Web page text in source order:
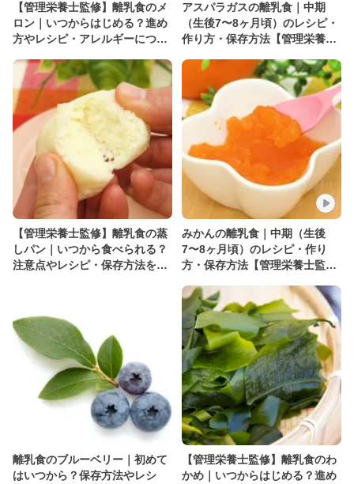
【管理栄養士監修】離乳食のメ
ロン｜いつからはじめる？進め
方やレシピ・アレルギーについ
アスパラガスの離乳食｜中期
（生後7〜8ヶ月頃）のレシピ・
作り方・保存方法【管理栄養士
【管理栄養士監修】離乳食の蒸
しパン｜いつから食べられる？
注意点やレシピ・保存方法を紹
みかんの離乳食｜中期（生後
7〜8ヶ月頃）のレシピ・作り
方・保存方法【管理栄養士監
離乳食のブルーベリー｜初めて
はいつから？保存方法やレシ
【管理栄養士監修】離乳食のわ
かめ｜いつからはじめる？進め